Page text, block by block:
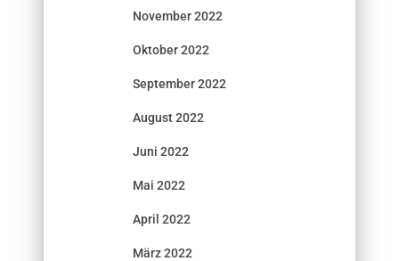
November 2022
Oktober 2022
September 2022
August 2022
Juni 2022
Mai 2022
April 2022
März 2022